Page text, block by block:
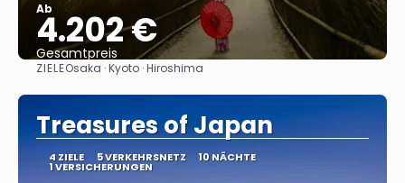
Ab
4.202 €
Gesamtpreis
Sehen
ZIELEOsaka · Kyoto · Hiroshima
Treasures of Japan
4 ZIELE 5 VERKEHRSNETZ 10 NÄCHTE
1 VERSICHERUNGEN